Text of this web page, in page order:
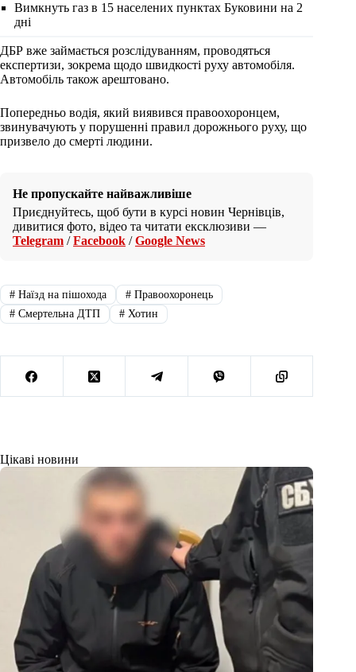
Вимкнуть газ в 15 населених пунктах Буковини на 2
дні
ДБР вже займається розслідуванням, проводяться
експертизи, зокрема щодо швидкості руху автомобіля.
Автомобіль також арештовано.
Попередньо водія, який виявився правоохоронцем,
звинувачують у порушенні правил дорожнього руху, що
призвело до смерті людини.
Не пропускайте найважливіше
Приєднуйтесь, щоб бути в курсі новин Чернівців,
дивитися фото, відео та читати ексклюзиви —
Telegram /Facebook /Google News
#Наїзд на пішохода #Правоохоронець
#Смертельна ДТП #Хотин
Цікаві новини